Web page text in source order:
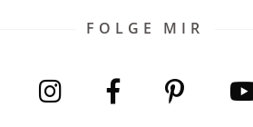
FOLGE MIR